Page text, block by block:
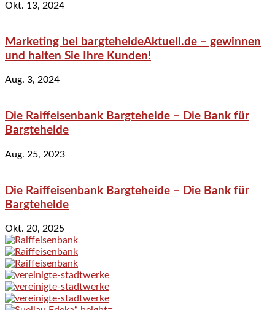
Okt. 13, 2024
Marketing bei bargteheideAktuell.de – gewinnen
und halten Sie Ihre Kunden!
Aug. 3, 2024
Die Raiffeisenbank Bargteheide – Die Bank für
Bargteheide
Aug. 25, 2023
Die Raiffeisenbank Bargteheide – Die Bank für
Bargteheide
Okt. 20, 2025